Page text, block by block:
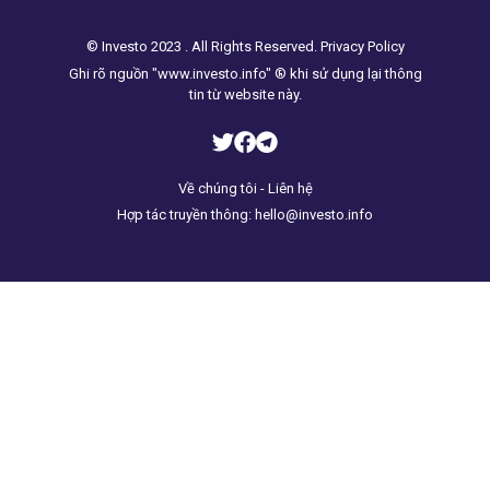
© Investo 2023 . All Rights Reserved. Privacy Policy
Ghi rõ nguồn "www.investo.info" ® khi sử dụng lại thông
tin từ website này.
Về chúng tôi - Liên hệ
Hợp tác truyền thông: hello@investo.info